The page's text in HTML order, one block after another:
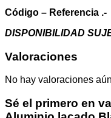
cantidad
Código – Referencia .-
DISPONIBILIDAD
Valoraciones
No hay valoraciones
Sé el primero en